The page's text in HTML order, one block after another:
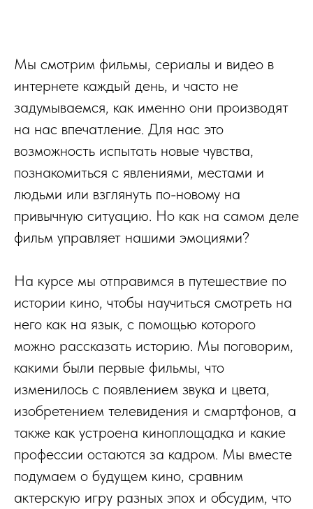
Мы смотрим фильмы, сериалы и видео в
интернете каждый день, и часто не
задумываемся, как именно они производят
на нас впечатление. Для нас это
возможность испытать новые чувства,
познакомиться с явлениями, местами и
людьми или взглянуть по-новому на
привычную ситуацию. Но как на самом деле
фильм управляет нашими эмоциями?
На курсе мы отправимся в путешествие по
истории кино, чтобы научиться смотреть на
него как на язык, с помощью которого
можно рассказать историю. Мы поговорим,
какими были первые фильмы, что
изменилось с появлением звука и цвета,
изобретением телевидения и смартфонов, а
также как устроена киноплощадка и какие
профессии остаются за кадром. Мы вместе
подумаем о будущем кино, сравним
актерскую игру разных эпох и обсудим, что